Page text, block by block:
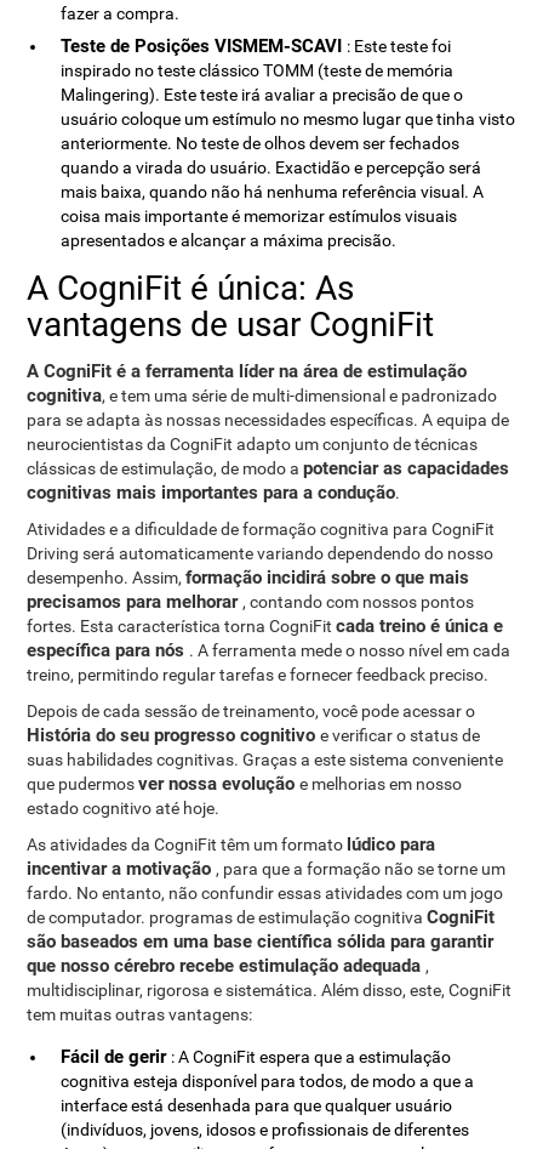
fazer a compra.
Teste de Posições VISMEM-SCAVI : Este teste foi
inspirado no teste clássico TOMM (teste de memória
Malingering). Este teste irá avaliar a precisão de que o
usuário coloque um estímulo no mesmo lugar que tinha visto
anteriormente. No teste de olhos devem ser fechados
quando a virada do usuário. Exactidão e percepção será
mais baixa, quando não há nenhuma referência visual. A
coisa mais importante é memorizar estímulos visuais
apresentados e alcançar a máxima precisão.
A CogniFit é única: As
vantagens de usar CogniFit
A CogniFit é a ferramenta líder na área de estimulação
cognitiva, e tem uma série de multi-dimensional e padronizado
para se adapta às nossas necessidades específicas. A equipa de
neurocientistas da CogniFit adapto um conjunto de técnicas
clássicas de estimulação, de modo apotenciar as capacidades
cognitivas mais importantes para a condução.
Atividades e a dificuldade de formação cognitiva para CogniFit
Driving será automaticamente variando dependendo do nosso
desempenho. Assim,formação incidirá sobre o que mais
precisamos para melhorar , contando com nossos pontos
fortes. Esta característica torna CogniFitcada treino é única e
específica para nós . A ferramenta mede o nosso nível em cada
treino, permitindo regular tarefas e fornecer feedback preciso.
Depois de cada sessão de treinamento, você pode acessar o
História do seu progresso cognitivoe verificar o status de
suas habilidades cognitivas. Graças a este sistema conveniente
que pudermosver nossa evoluçãoe melhorias em nosso
estado cognitivo até hoje.
As atividades da CogniFit têm um formato lúdico para
incentivar a motivação , para que a formação não se torne um
fardo. No entanto, não confundir essas atividades com um jogo
de computador. programas de estimulação cognitivaCogniFit
são baseados em uma base científica sólida para garantir
que nosso cérebro recebe estimulação adequada ,
multidisciplinar, rigorosa e sistemática. Além disso, este, CogniFit
tem muitas outras vantagens:
Fácil de gerir : A CogniFit espera que a estimulação
cognitiva esteja disponível para todos, de modo a que a
interface está desenhada para que qualquer usuário
(indivíduos, jovens, idosos e profissionais de diferentes